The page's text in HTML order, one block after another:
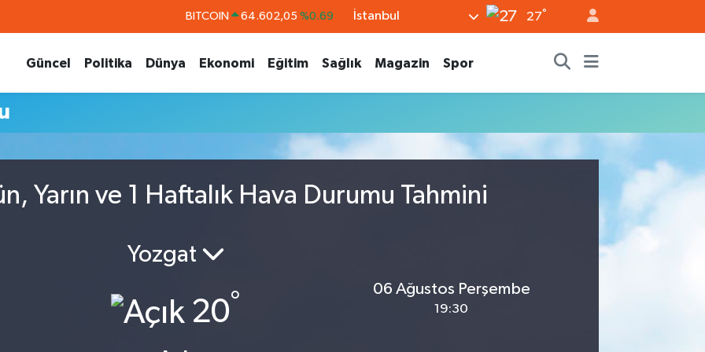
BITCOIN 64.602,05 %0.69
55,0250
BİST100 13.768 %48
İstanbul 27°
Güncel Politika Dünya Ekonomi Eğitim Sağlık Magazin Spor
Yarın ve 1 Haftalık Hava Durumu Tahmini
Yozgat
20°
06 Ağustos Perşembe
19:30